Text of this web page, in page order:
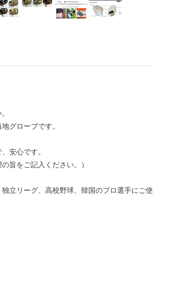
グローブです。
安心です。
旨をご記入ください。）
立リーグ、高校野球、韓国のプロ選手にご使